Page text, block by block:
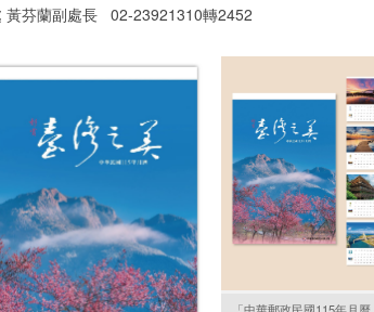
黃芬蘭副處長 02-23921310轉2452